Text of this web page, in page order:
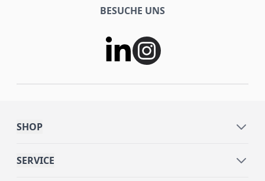
BESUCHE UNS
SHOP
SERVICE